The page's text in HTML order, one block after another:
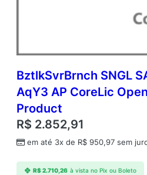
BztlkSvrBrnch SNGL
AqY3 AP CoreLic
Product
R$ 2.852,91
em até 3x de R$ 950,97 sem
R$2.710,26 à vista no Pix ou Boleto